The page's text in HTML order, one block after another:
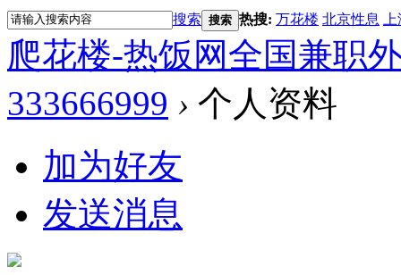
搜索 搜索 热搜: 万花楼 北京性息
爬花楼-热饭网全国兼职
333666999 › 个人资料
加为好友
发送消息